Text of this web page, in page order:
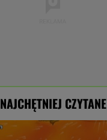
NAJCHĘTNIEJ CZYTANE